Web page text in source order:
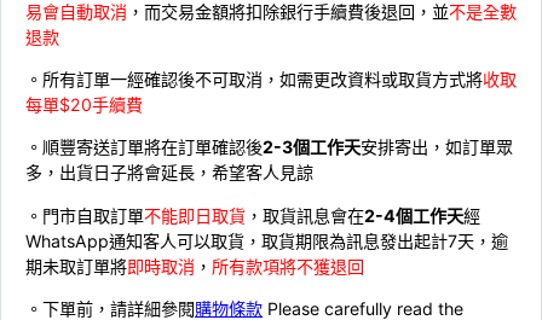
易會自動取消 ，而交易金額將扣除銀行手續費後退回，並不是全數
退款
。所有訂單一經確認後不可取消，如需更改資料或取貨方式將收取
每單$20手續費
。順豐寄送訂單將在訂單確認後2-3個工作天安排寄出，如訂單眾
多，出貨日子將會延長，希望客人見諒
。門市自取訂單不能即日取貨 ，取貨訊息會在2-4個工作天經
WhatsApp通知客人可以取貨，取貨期限為訊息發出起計7天，逾
期未取訂單將即時取消 ， 所有款項將不獲退回
。下單前，請詳細參閱購物條款 Please carefully read the